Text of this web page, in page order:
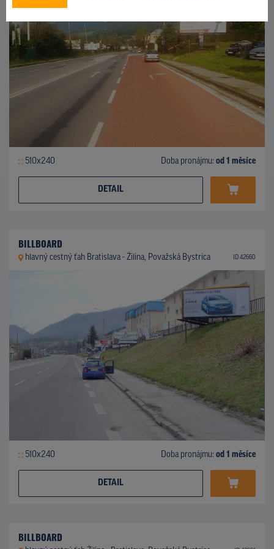
510x240 Doba pronájmu: od 1 měsíce
DETAIL
BILLBOARD
hlavný cestný ťah Bratislava - Žilina, Považská Bystrica ID 42660
510x240 Doba pronájmu: od 1 měsíce
DETAIL
BILLBOARD